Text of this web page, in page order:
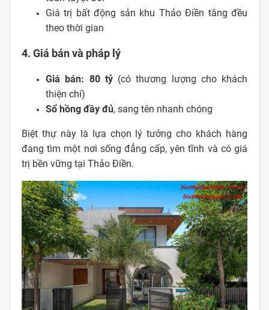
Giá trị bất động sản khu Thảo Điền tăng đều
theo thời gian
4. Giá bán và pháp lý
Giá bán: 80 tỷ(có thương lượng cho khách
thiện chí)
Sổ hồng đầy đủ, sang tên nhanh chóng
Biệt thự này là lựa chọn lý tưởng cho khách hàng
đang tìm một nơi sống đẳng cấp, yên tĩnh và có giá
trị bền vững tại Thảo Điền.